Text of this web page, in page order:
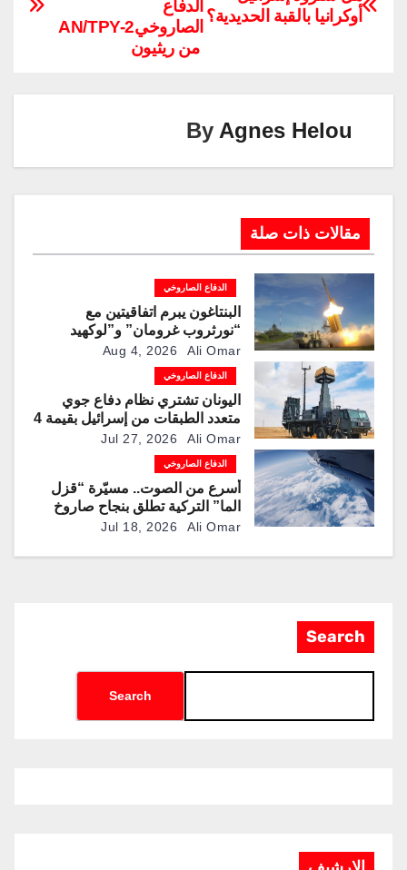
b
A
st
a
m
dI
Li
الدفاع
الصاروخيAN/TPY-2
من ريثيون
أوكرانيا بالقبة الحديدية؟
By Agnes Helou
مقالات ذات صلة
الدفاع الصاروخي
البنتاغون يبرم اتفاقيتين مع
“نورثروب غرومان” و”لوكهيد
مارتن” لمضاعفة إنتاج صواريخ
“باتريوت” و”ثاد” الاعتراضية
Aug 4, 2026 Ali Omar
الدفاع الصاروخي
اليونان تشتري نظام دفاع جوي
متعدد الطبقات من إسرائيل بقيمة 4
مليارات دولارJul 27, 2026 Ali Omar
الدفاع الصاروخي
أسرع من الصوت.. مسيّرة “قزل
الما” التركية تطلق بنجاح صاروخ
“روكيتسان JET-230”Jul 18, 2026 Ali Omar
Search
Search